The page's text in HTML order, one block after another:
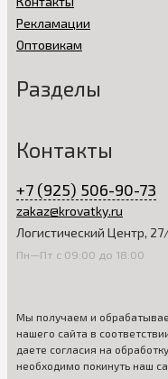
Рекламации
Оптовикам
Разделы
Контакты
+7 (925) 506-90-73
zakaz@krovatky.ru
Логистический Центр,
Пн—Пт с 09:00 до 18:00
Мы получаем и
нашего сайта в
даете согласия на
необходимо покинуть наш